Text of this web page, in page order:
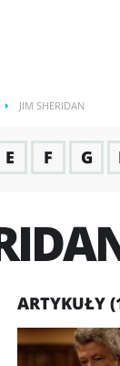
JIM SHERIDAN
E F G
ARTYKUŁY